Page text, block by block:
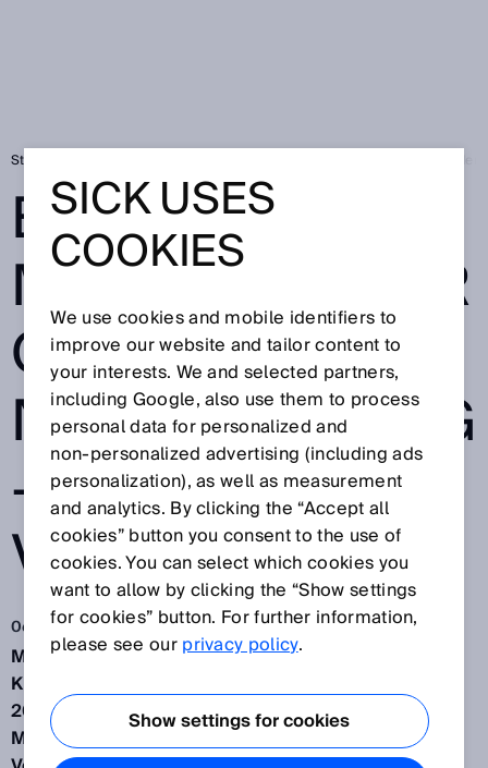
Startseite
EU-
MASCHINENVER
ORDNUNG:
NOCH WEIT WEG
– UND DOCH
VOR DER TÜR
06.06.2024
Mit Stichtag 20. Januar 2027 tritt sie vollständig in
Kraft – die neue EU-Maschinenverordnung. Die in
2006 beschlossene und seit 31.12.2009 geltende
Maschinenrichtlinie (2006/42/EG) gehört dann der
SICK USES
COOKIES
We use cookies and mobile identifiers to
improve our website and tailor content to
your interests. We and selected partners,
including Google, also use them to process
personal data for personalized and
non‑personalized advertising (including ads
personalization), as well as measurement
and analytics. By clicking the “Accept all
cookies” button you consent to the use of
cookies. You can select which cookies you
want to allow by clicking the “Show settings
for cookies” button. For further information,
please see ourprivacy policy.
Show settings for cookies